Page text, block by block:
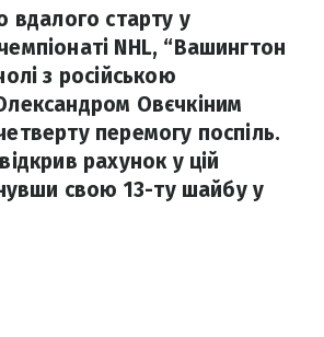
вдалого старту у
NHL, “Вашингтон
з російською
Овєчкіним
перемогу поспіль.
рахунок у цій
свою 13-ту шайбу у